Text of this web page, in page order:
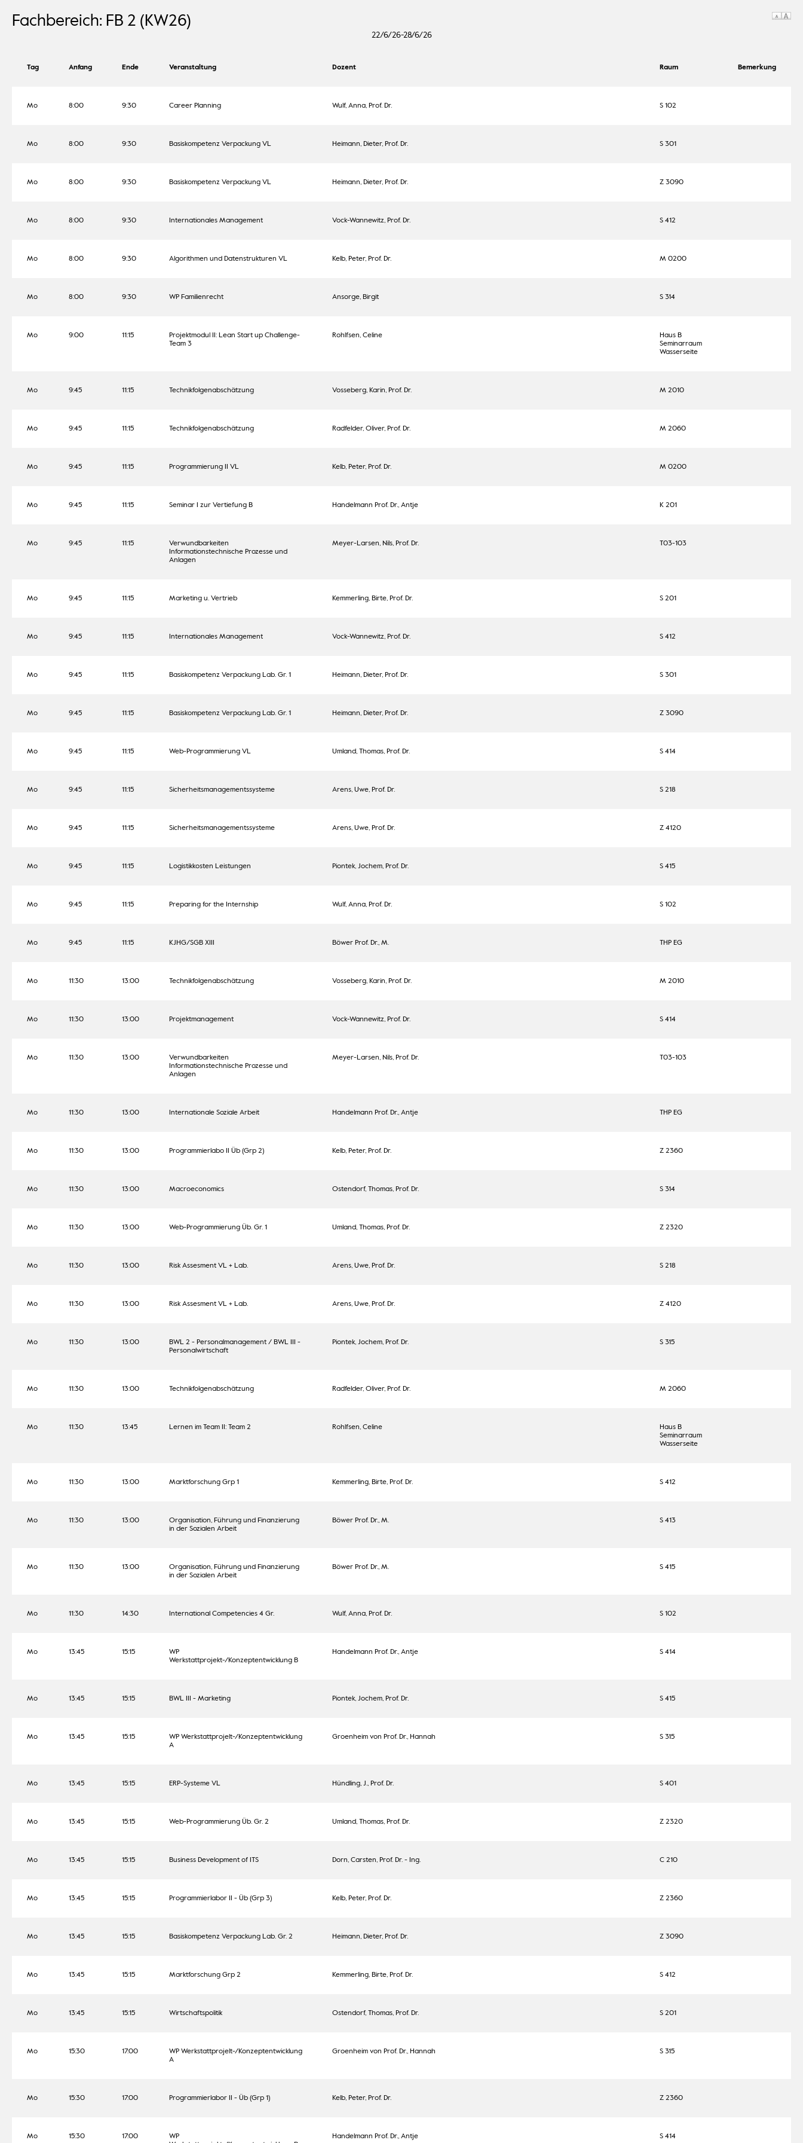
Fachbereich: FB 2 (KW26)
22/6/26-28/6/26
Tag Anfang Ende Veranstaltung Dozent Raum Bemerkung
Mo 8:00 9:30 Career Planning Wulf, Anna, Prof. Dr. S 102
Mo 8:00 9:30 Basiskompetenz Verpackung VL Heimann, Dieter, Prof. Dr. S 301
Mo 8:00 9:30 Basiskompetenz Verpackung VL Heimann, Dieter, Prof. Dr. Z 3090
Mo 8:00 9:30 Internationales Management Vock-Wannewitz, Prof. Dr. S 412
Mo 8:00 9:30 Algorithmen und Datenstrukturen VL Kelb, Peter, Prof. Dr. M 0200
Mo 8:00 9:30 WP Familienrecht Ansorge, Birgit S 314
Mo 9:00 11:15
Projektmodul II: Lean Start up Challenge-
Team 3
Rohlfsen, Celine
Haus B
Seminarraum
Wasserseite
Mo 9:45 11:15 Technikfolgenabschätzung Vosseberg, Karin, Prof. Dr. M 2010
Mo 9:45 11:15 Technikfolgenabschätzung Radfelder, Oliver, Prof. Dr. M 2060
Mo 9:45 11:15 Programmierung II VL Kelb, Peter, Prof. Dr. M 0200
Mo 9:45 11:15 Seminar I zur Vertiefung B Handelmann Prof. Dr., Antje K 201
Mo 9:45 11:15
Verwundbarkeiten
Informationstechnische Prozesse und
Anlagen
Meyer-Larsen, Nils, Prof. Dr. T03-103
Mo 9:45 11:15 Marketing u. Vertrieb Kemmerling, Birte, Prof. Dr. S 201
Mo 9:45 11:15 Internationales Management Vock-Wannewitz, Prof. Dr. S 412
Mo 9:45 11:15 Basiskompetenz Verpackung Lab. Gr. 1 Heimann, Dieter, Prof. Dr. S 301
Mo 9:45 11:15 Basiskompetenz Verpackung Lab. Gr. 1 Heimann, Dieter, Prof. Dr. Z 3090
Mo 9:45 11:15 Web-Programmierung VL Umland, Thomas, Prof. Dr. S 414
Mo 9:45 11:15 Sicherheitsmanagementssysteme Arens, Uwe, Prof. Dr. S 218
Mo 9:45 11:15 Sicherheitsmanagementssysteme Arens, Uwe, Prof. Dr. Z 4120
Mo 9:45 11:15 Logistikkosten Leistungen Piontek, Jochem, Prof. Dr. S 415
Mo 9:45 11:15 Preparing for the Internship Wulf, Anna, Prof. Dr. S 102
Mo 9:45 11:15 KJHG/SGB XIII Böwer Prof. Dr., M. THP EG
Mo 11:30 13:00 Technikfolgenabschätzung Vosseberg, Karin, Prof. Dr. M 2010
Mo 11:30 13:00 Projektmanagement Vock-Wannewitz, Prof. Dr. S 414
Mo 11:30 13:00
Verwundbarkeiten
Informationstechnische Prozesse und
Anlagen
Meyer-Larsen, Nils, Prof. Dr. T03-103
Mo 11:30 13:00 Internationale Soziale Arbeit Handelmann Prof. Dr., Antje THP EG
Mo 11:30 13:00 Programmierlabo II Üb (Grp 2) Kelb, Peter, Prof. Dr. Z 2360
Mo 11:30 13:00 Macroeconomics Ostendorf, Thomas, Prof. Dr. S 314
Mo 11:30 13:00 Web-Programmierung Üb. Gr. 1 Umland, Thomas, Prof. Dr. Z 2320
Mo 11:30 13:00 Risk Assesment VL + Lab. Arens, Uwe, Prof. Dr. S 218
Mo 11:30 13:00 Risk Assesment VL + Lab. Arens, Uwe, Prof. Dr. Z 4120
Mo 11:30 13:00
BWL 2 - Personalmanagement / BWL III -
Personalwirtschaft
Piontek, Jochem, Prof. Dr. S 315
Mo 11:30 13:00 Technikfolgenabschätzung Radfelder, Oliver, Prof. Dr. M 2060
Mo 11:30 13:45 Lernen im Team II: Team 2 Rohlfsen, Celine
Haus B
Seminarraum
Wasserseite
Mo 11:30 13:00 Marktforschung Grp 1 Kemmerling, Birte, Prof. Dr. S 412
Mo 11:30 13:00
Organisation, Führung und Finanzierung
in der Sozialen Arbeit
Böwer Prof. Dr., M. S 413
Mo 11:30 13:00
Organisation, Führung und Finanzierung
in der Sozialen Arbeit
Böwer Prof. Dr., M. S 415
Mo 11:30 14:30 International Competencies 4 Gr. Wulf, Anna, Prof. Dr. S 102
Mo 13:45 15:15
WP
Werkstattprojekt-/Konzeptentwicklung B
Handelmann Prof. Dr., Antje S 414
Mo 13:45 15:15 BWL III - Marketing Piontek, Jochem, Prof. Dr. S 415
Mo 13:45 15:15
WP Werkstattprojelt-/Konzeptentwicklung
A
Groenheim von Prof. Dr., Hannah S 315
Mo 13:45 15:15 ERP-Systeme VL Hündling, J., Prof. Dr. S 401
Mo 13:45 15:15 Web-Programmierung Üb. Gr. 2 Umland, Thomas, Prof. Dr. Z 2320
Mo 13:45 15:15 Business Development of ITS Dorn, Carsten, Prof. Dr. - Ing. C 210
Mo 13:45 15:15 Programmierlabor II - Üb (Grp 3) Kelb, Peter, Prof. Dr. Z 2360
Mo 13:45 15:15 Basiskompetenz Verpackung Lab. Gr. 2 Heimann, Dieter, Prof. Dr. Z 3090
Mo 13:45 15:15 Marktforschung Grp 2 Kemmerling, Birte, Prof. Dr. S 412
Mo 13:45 15:15 Wirtschaftspolitik Ostendorf, Thomas, Prof. Dr. S 201
Mo 15:30 17:00
WP Werkstattprojelt-/Konzeptentwicklung
A
Groenheim von Prof. Dr., Hannah S 315
Mo 15:30 17:00 Programmierlabor II - Üb (Grp 1) Kelb, Peter, Prof. Dr. Z 2360
Mo 15:30 17:00
WP
Handelmann Prof. Dr., Antje S 414